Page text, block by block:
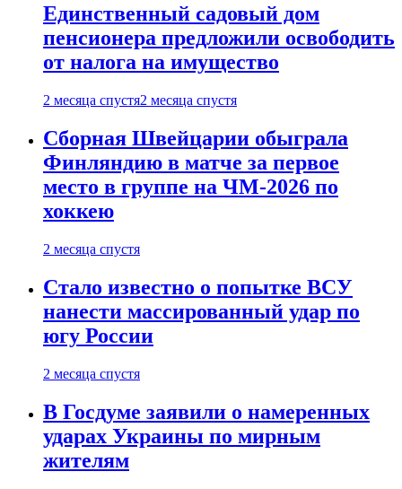
Единственный садовый дом
пенсионера предложили освободить
от налога на имущество
2 месяца спустя2 месяца спустя
Сборная Швейцарии обыграла
Финляндию в матче за первое
место в группе на ЧМ-2026 по
хоккею
2 месяца спустя
Стало известно о попытке ВСУ
нанести массированный удар по
югу России
2 месяца спустя
В Госдуме заявили о намеренных
ударах Украины по мирным
жителям